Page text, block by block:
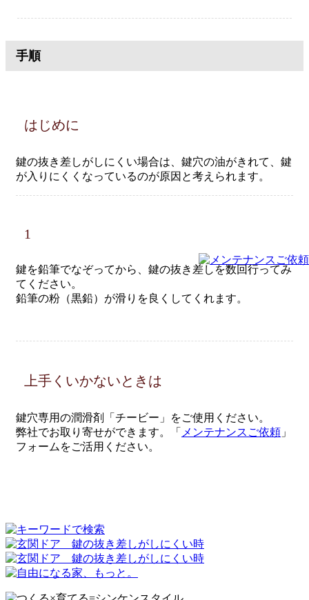
手順
はじめに
鍵の抜き差しがしにくい場合は、鍵穴の油がきれて、鍵
が入りにくくなっているのが原因と考えられます。
1
鍵を鉛筆でなぞってから、鍵の抜き差しを数回行ってみ
てください。
鉛筆の粉（黒鉛）が滑りを良くしてくれます。
上手くいかないときは
鍵穴専用の潤滑剤「チービー」をご使用ください。
弊社でお取り寄せができます。「 メンテナンスご依頼 」
フォームをご活用ください。